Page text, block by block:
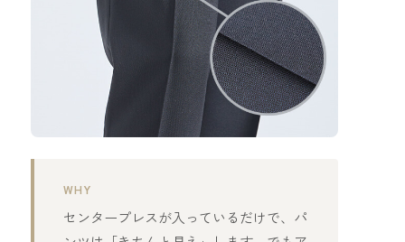
WHY
センタープレスが入っているだけで、パ